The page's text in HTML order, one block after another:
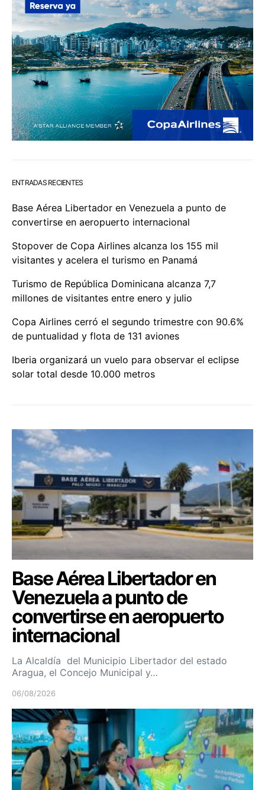
ENTRADAS RECIENTES
Base Aérea Libertador en Venezuela a punto de
convertirse en aeropuerto internacional
Stopover de Copa Airlines alcanza los 155 mil
visitantes y acelera el turismo en Panamá
Turismo de República Dominicana alcanza 7,7
millones de visitantes entre enero y julio
Copa Airlines cerró el segundo trimestre con 90.6%
de puntualidad y flota de 131 aviones
Iberia organizará un vuelo para observar el eclipse
solar total desde 10.000 metros
Base Aérea Libertador en
Venezuela a punto de
convertirse en aeropuerto
internacional
La Alcaldía del Municipio Libertador del estado
Aragua, el Concejo Municipal y…
06/08/2026